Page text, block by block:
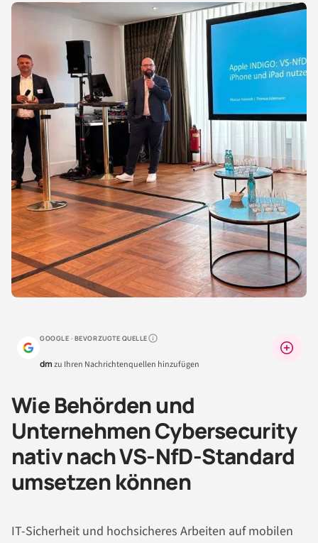
GOOGLE · BEVORZUGTE QUELLEWarum lohnt sich das?
dmzu Ihren Nachrichtenquellen hinzufügen
Wie Behörden und
Unternehmen Cybersecurity
nativ nach VS-NfD-Standard
umsetzen können
IT-Sicherheit und hochsicheres Arbeiten auf mobilen